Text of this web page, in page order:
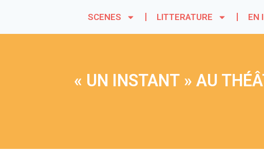
SCENES LITTERATURE EN
« UN INSTANT » AU